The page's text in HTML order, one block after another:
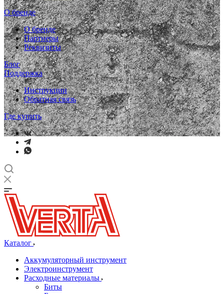
О бренде
О бренде
Партнеры
Реквизиты
Блог
Поддержка
Инструкции
Обратная связь
Где купить
Каталог
Аккумуляторный инструмент
Электроинструмент
Расходные материалы
Биты